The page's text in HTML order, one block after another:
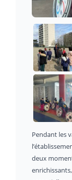
Pendant les
deux